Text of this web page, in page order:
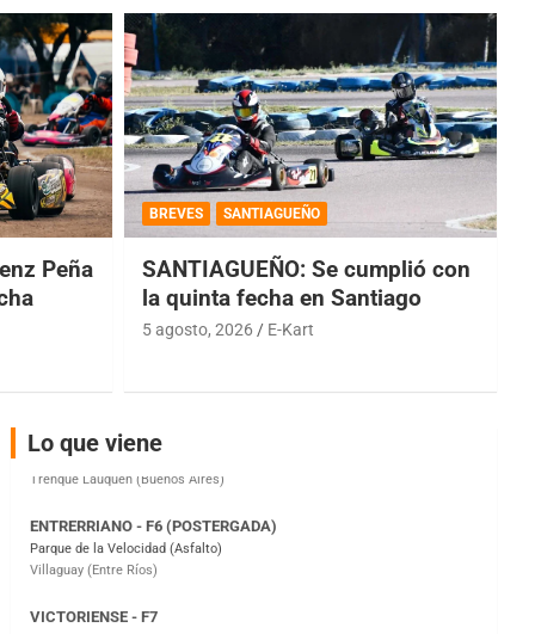
Peña
BREVES SANTIAGUEÑO
SANTIAGUEÑO: Se cumplió con
la quinta fecha en Santiago
5 agosto, 2026 E-Kart
Lo que viene
COBERTURA ESPECIAL DE E-KART.COM.AR
08/09-AGO
Ramiro Tot (Asfalto)
Baradero (Buenos Aires)
Parque de la Velocidad (Asfalto)
VICTORIENSE - F7
El Cerro (Tierra)
Victoria (Entre Ríos)
PATAGONICO - F6